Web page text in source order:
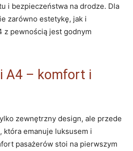
i bezpieczeństwa na drodze. Dla
zarówno estetykę, jak i
z pewnością jest godnym
A4 – komfort i
zewnętrzny design, ale przede
emanuje luksusem i
pasażerów stoi na pierwszym